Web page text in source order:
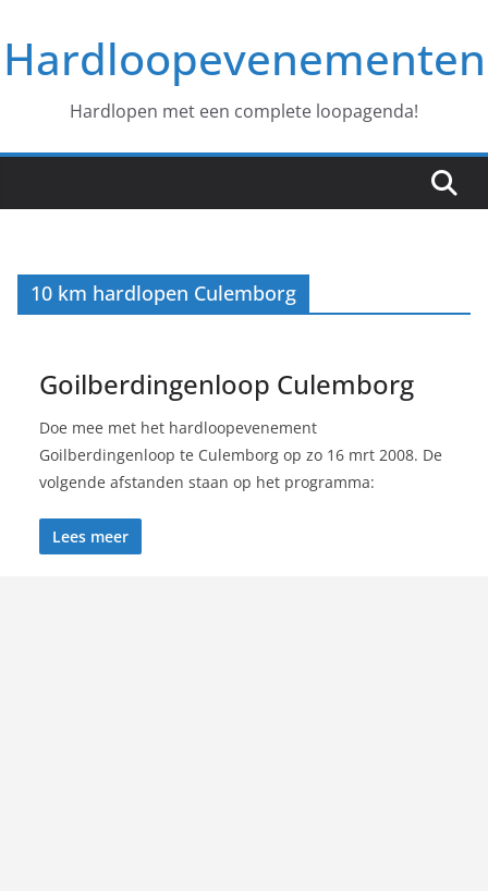
naar
deHardloopevenementen
Hardlopen met een complete loopagenda!
10 km hardlopen Culemborg
Goilberdingenloop Culemborg
Doe mee met het hardloopevenement
Goilberdingenloop te Culemborg op zo 16 mrt 2008. De
volgende afstanden staan op het programma:
Lees meer